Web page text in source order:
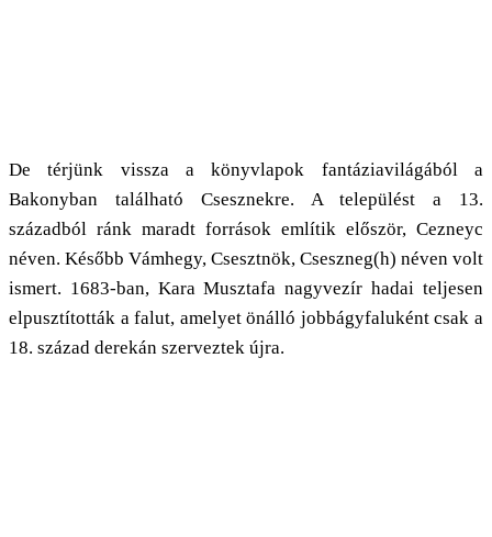
De térjünk vissza a könyvlapok fantáziavilágából a
Bakonyban található Csesznekre. A települést a 13.
századból ránk maradt források említik először, Cezneyc
néven. Később Vámhegy, Csesztnök, Cseszneg(h) néven volt
ismert. 1683-ban, Kara Musztafa nagyvezír hadai teljesen
elpusztították a falut, amelyet önálló jobbágyfaluként csak a
18. század derekán szerveztek újra.